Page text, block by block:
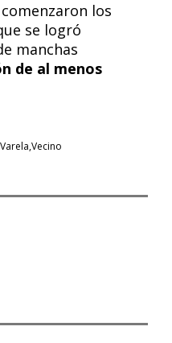
los
se logró
manchas
de al menos
Vecino